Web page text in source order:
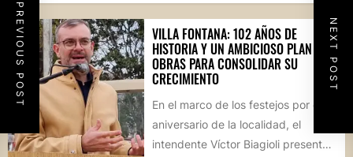
PREVIOUS POST NEXT POST
VILLA FONTANA: 102 AÑOS DE
HISTORIA Y UN AMBICIOSO PLAN DE
OBRAS PARA CONSOLIDAR SU
CRECIMIENTO
En el marco de los festejos por el
aniversario de la localidad, el
intendente Víctor Biagioli presentó